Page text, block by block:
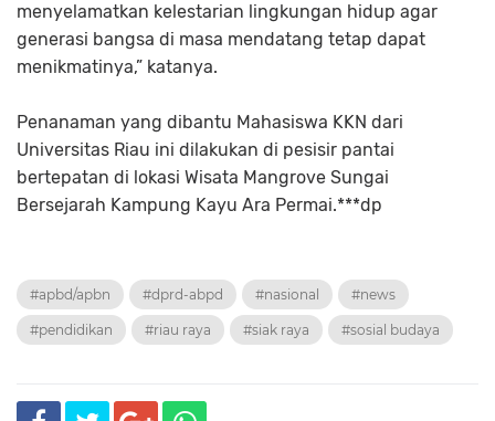
menyelamatkan kelestarian lingkungan hidup agar
generasi bangsa di masa mendatang tetap dapat
menikmatinya,” katanya.
Penanaman yang dibantu Mahasiswa KKN dari
Universitas Riau ini dilakukan di pesisir pantai
bertepatan di lokasi Wisata Mangrove Sungai
Bersejarah Kampung Kayu Ara Permai.***dp
#apbd/apbn #dprd-abpd #nasional #news
#pendidikan #riau raya #siak raya #sosial budaya